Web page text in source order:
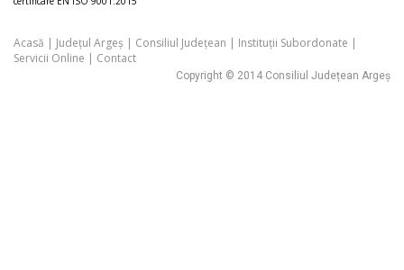
Acasă | Județul Argeș | Consiliul Județean | Instituții Subordonate |
Servicii Online | Contact
Copyright © 2014 Consiliul Județean Argeș